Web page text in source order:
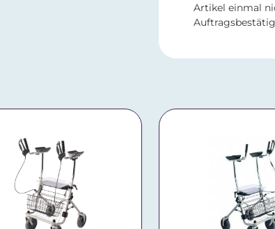
Artikel einmal